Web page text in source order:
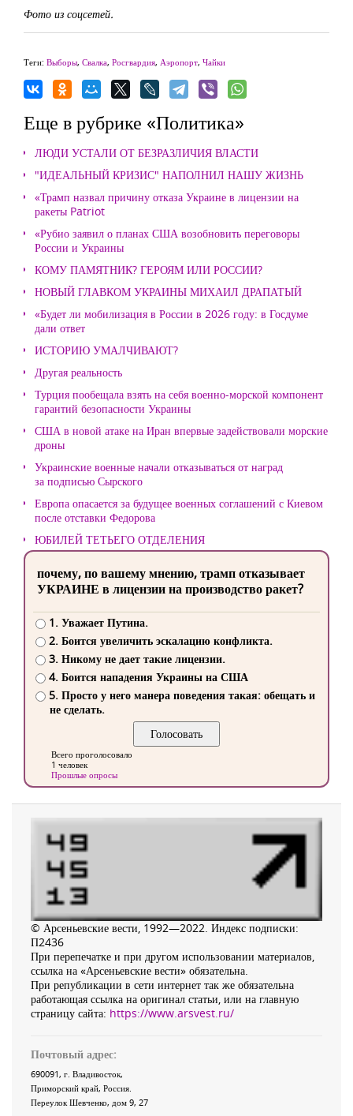
Фото из соцсетей.
Теги: Выборы, Свалка, Росгвардия, Аэропорт, Чайки
Еще в рубрике «Политика»
ЛЮДИ УСТАЛИ ОТ БЕЗРАЗЛИЧИЯ ВЛАСТИ
"ИДЕАЛЬНЫЙ КРИЗИС" НАПОЛНИЛ НАШУ ЖИЗНЬ
«Трамп назвал причину отказа Украине в лицензии на
ракеты Patriot
«Рубио заявил о планах США возобновить переговоры
России и Украины
КОМУ ПАМЯТНИК? ГЕРОЯМ ИЛИ РОССИИ?
НОВЫЙ ГЛАВКОМ УКРАИНЫ МИХАИЛ ДРАПАТЫЙ
«Будет ли мобилизация в России в 2026 году: в Госдуме
дали ответ
ИСТОРИЮ УМАЛЧИВАЮТ?
Другая реальность
Турция пообещала взять на себя военно-морской компонент
гарантий безопасности Украины
США в новой атаке на Иран впервые задействовали морские
дроны
Украинские военные начали отказываться от наград
за подписью Сырского
Европа опасается за будущее военных соглашений с Киевом
после отставки Федорова
ЮБИЛЕЙ ТЕТЬЕГО ОТДЕЛЕНИЯ
почему, по вашему мнению, трамп отказывает
УКРАИНЕ в лицензии на производство ракет?
1. Уважает Путина.
2. Боится увеличить эскалацию конфликта.
3. Никому не дает такие лицензии.
4. Боится нападения Украины на США
5. Просто у него манера поведения такая: обещать и
не сделать.
Всего проголосовало
1 человек
Прошлые опросы
© Арсеньевские вести, 1992—2022. Индекс подписки:
П2436
При перепечатке и при другом использовании материалов,
ссылка на «Арсеньевские вести» обязательна.
При републикации в сети интернет так же обязательна
работающая ссылка на оригинал статьи, или на главную
страницу сайта: https://www.arsvest.ru/
Почтовый адрес:
690091, г. Владивосток,
Приморский край, Россия
Переулок Шевченко, дом 9, 27